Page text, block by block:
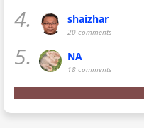
4. shaizhar
20 comments
5. NA
18 comments